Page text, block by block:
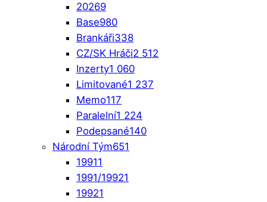
20269
Base980
Brankáři338
CZ/SK Hráči2 512
Inzerty1 060
Limitované1 237
Memo117
Paralelní1 224
Podepsané140
Národní Tým651
19911
1991/19921
19921